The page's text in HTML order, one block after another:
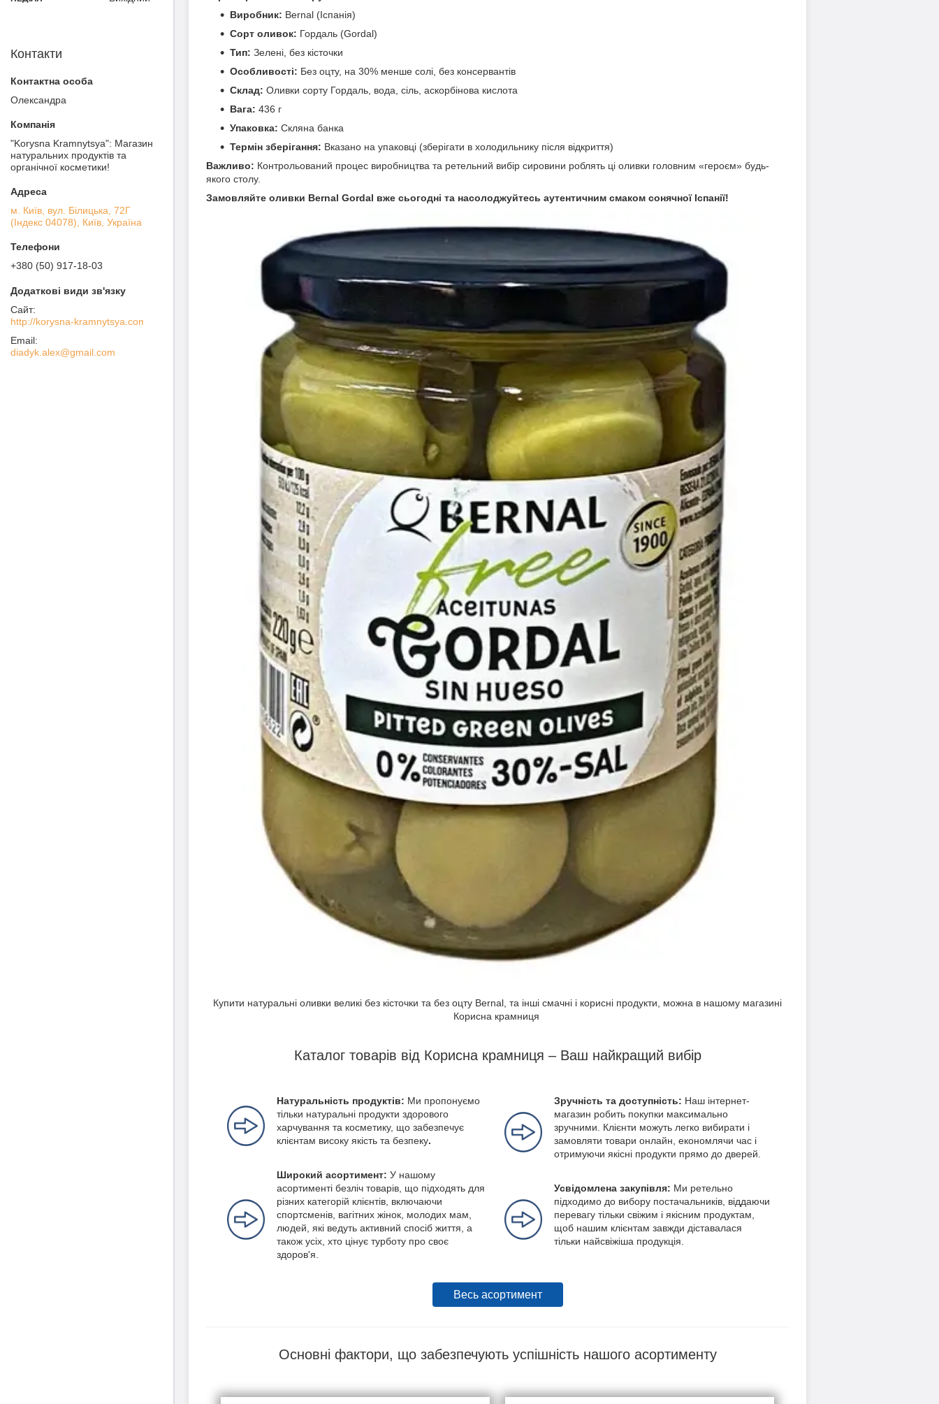
Виробник: Bernal (Іспанія)
Сорт оливок: Гордаль (Gordal)
Тип: Зелені, без кісточки
Особливості: Без оцту, на 30% менше солі, без консервантів
Склад: Оливки сорту Гордаль, вода, сіль, аскорбінова кислота
Вага: 436 г
Упаковка: Скляна банка
Термін зберігання: Вказано на упаковці (зберігати в холодильнику після відкриття)
Важливо: Контрольований процес виробництва та ретельний вибір сировини роблять ці оливки головним «героєм» будь-
якого столу.
Замовляйте оливки Bernal Gordal вже сьогодні та насолоджуйтесь аутентичним смаком сонячної Іспанії!
Купити натуральні оливки великі без кісточки та без оцту Bernal, та інші смачні і корисні продукти, можна в нашому магазині
Корисна крамниця
Каталог товарів від Корисна крамниця – Ваш найкращий вибір
Натуральність продуктів: Ми пропонуємо
тільки натуральні продукти здорового
харчування та косметику, що забезпечує
клієнтам високу якість та безпеку.
Широкий асортимент: У нашому
асортименті безліч товарів, що підходять для
різних категорій клієнтів, включаючи
спортсменів, вагітних жінок, молодих мам,
людей, які ведуть активний спосіб життя, а
також усіх, хто цінує турботу про своє
здоров'я.
Зручність та доступність: Наш інтернет-
магазин робить покупки максимально
зручними. Клієнти можуть легко вибирати і
замовляти товари онлайн, економлячи час і
отримуючи якісні продукти прямо до дверей.
Усвідомлена закупівля: Ми ретельно
підходимо до вибору постачальників, віддаючи
перевагу тільки свіжим і якісним продуктам,
щоб нашим клієнтам завжди діставалася
тільки найсвіжіша продукція.
Весь асортимент
Основні фактори, що забезпечують успішність нашого асортименту
Контакти
Олександра
"Korysna Kramnytsya": Магазин
натуральних продуктів та
органічної косметики!
м. Київ, вул. Білицька, 72Г
(Індекс 04078), Київ, Україна
+380 (50) 917-18-03
http://korysna-kramnytsya.com
diadyk.alex@gmail.com